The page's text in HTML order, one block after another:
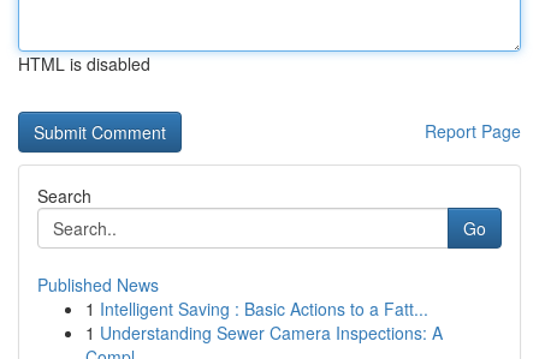
HTML is disabled
Report Page
Search
Go
Published News
1 Intelligent Saving : Basic Actions to a Fatt...
1 Understanding Sewer Camera Inspections: A